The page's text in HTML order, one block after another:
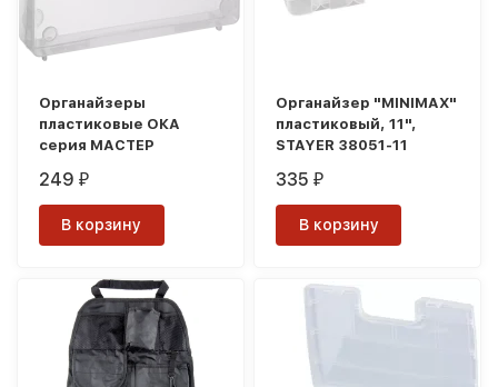
Органайзеры
пластиковые ОКА
серия МАСТЕР
249₽
В корзину
Органайзер "MINIMAX"
пластиковый, 11",
STAYER 38051-11
335₽
В корзину